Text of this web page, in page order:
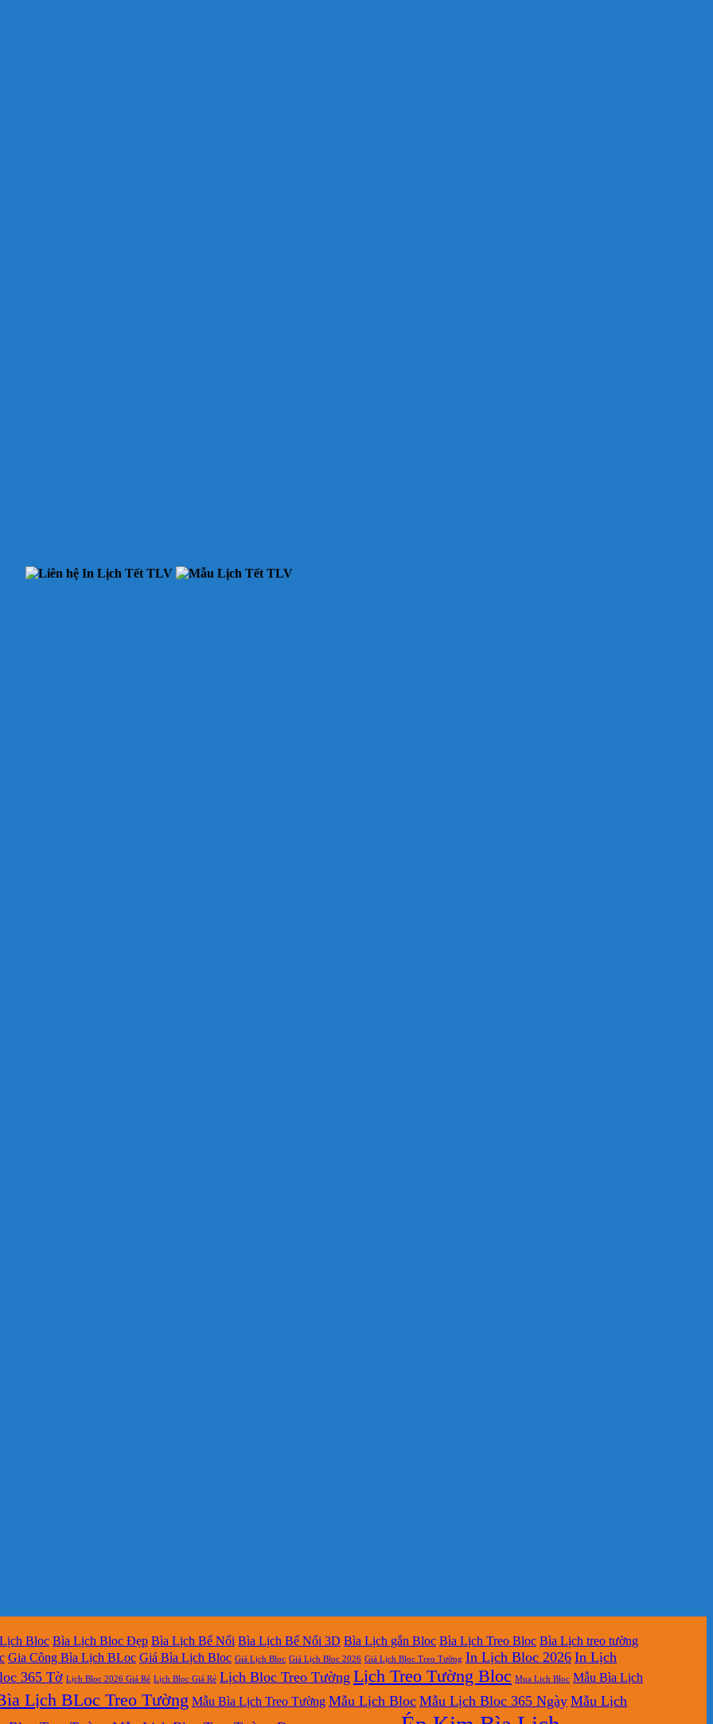
Bloc Bìa Lịch Bloc Đẹp Bìa Lịch Bế Nổi Bìa Lịch Bế Nổi 3D Bìa Lịch gắn Bloc Bìa Lịch Treo Bloc Bìa Lịch treo tường
Gia Công Bìa Lịch BLoc Giá Bìa Lịch Bloc Giá Lịch Bloc Giá Lịch Bloc 2026 Giá Lịch Bloc Treo Tường In Lịch Bloc 2026 In Lịch
365 Tờ Lịch Bloc 2026 Giá Rẻ Lịch Bloc Giá Rẻ Lịch Bloc Treo Tường Lịch Treo Tường Bloc Mua Lich Bloc Mẫu Bìa Lịch
Lịch BLoc Treo Tường Mẫu Bìa Lịch Treo Tường Mẫu Lịch Bloc Mẫu Lịch Bloc 365 Ngày Mẫu Lịch